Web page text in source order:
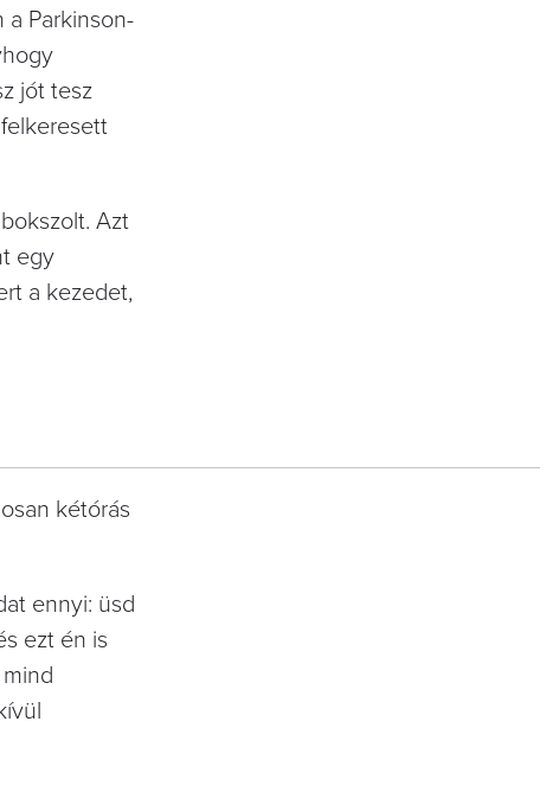
Parkinson-
jót tesz
Azt
egy
a kezedet,
kétórás
ennyi: üsd
ezt én is